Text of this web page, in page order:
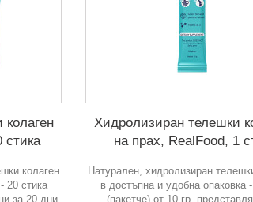
стика
колаген
20 стика
за 20 дни
Хидролизиран телешки
на прах, RealFood, 1
Натурален, хидролизиран
в достъпна и удобна опаковка
(пакетче) от 10 гр,